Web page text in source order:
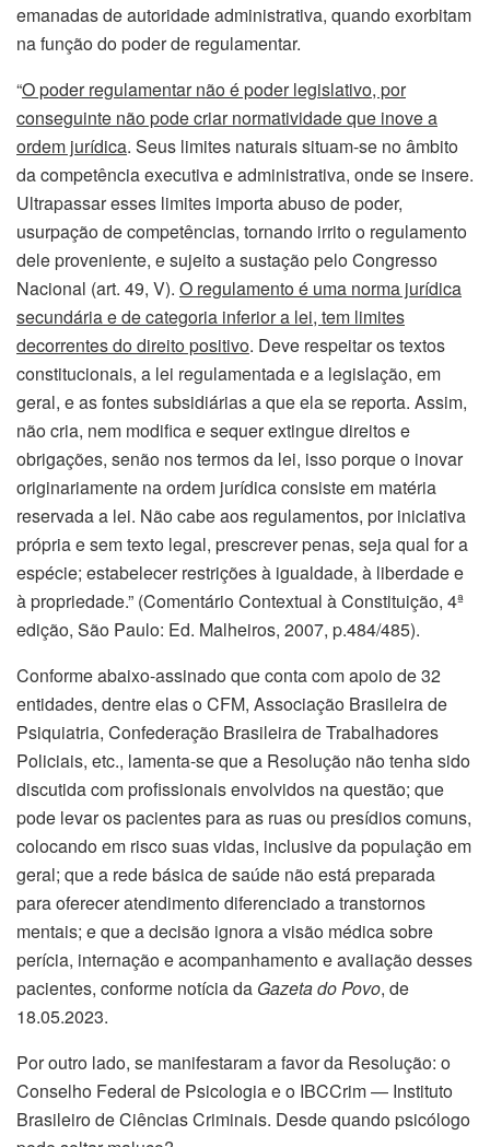
emanadas de autoridade administrativa, quando exorbitam
na função do poder de regulamentar.
“O poder regulamentar não é poder legislativo, por
conseguinte não pode criar normatividade que inove a
ordem jurídica. Seus limites naturais situam-se no âmbito
da competência executiva e administrativa, onde se insere.
Ultrapassar esses limites importa abuso de poder,
usurpação de competências, tornando irrito o regulamento
dele proveniente, e sujeito a sustação pelo Congresso
Nacional (art. 49, V). O regulamento é uma norma jurídica
secundária e de categoria inferior a lei, tem limites
decorrentes do direito positivo. Deve respeitar os textos
constitucionais, a lei regulamentada e a legislação, em
geral, e as fontes subsidiárias a que ela se reporta. Assim,
não cria, nem modifica e sequer extingue direitos e
obrigações, senão nos termos da lei, isso porque o inovar
originariamente na ordem jurídica consiste em matéria
reservada a lei. Não cabe aos regulamentos, por iniciativa
própria e sem texto legal, prescrever penas, seja qual for a
espécie; estabelecer restrições à igualdade, à liberdade e
à propriedade.” (Comentário Contextual à Constituição, 4ª
edição, São Paulo: Ed. Malheiros, 2007, p.484/485).
Conforme abaixo-assinado que conta com apoio de 32
entidades, dentre elas o CFM, Associação Brasileira de
Psiquiatria, Confederação Brasileira de Trabalhadores
Policiais, etc., lamenta-se que a Resolução não tenha sido
discutida com profissionais envolvidos na questão; que
pode levar os pacientes para as ruas ou presídios comuns,
colocando em risco suas vidas, inclusive da população em
geral; que a rede básica de saúde não está preparada
para oferecer atendimento diferenciado a transtornos
mentais; e que a decisão ignora a visão médica sobre
perícia, internação e acompanhamento e avaliação desses
pacientes, conforme notícia da Gazeta do Povo, de
18.05.2023.
Por outro lado, se manifestaram a favor da Resolução: o
Conselho Federal de Psicologia e o IBCCrim — Instituto
Brasileiro de Ciências Criminais. Desde quando psicólogo